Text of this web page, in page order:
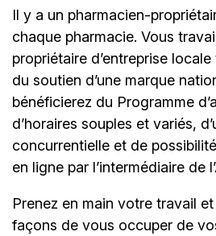
Il y a un pharmacien-
chaque pharmacie. Vous
propriétaire d’entreprise
du soutien d’une marque
bénéficierez du Programme
d’horaires souples et variés,
concurrentielle et de
en ligne par l’intermédiaire de
Prenez en main votre travail
façons de vous occuper de